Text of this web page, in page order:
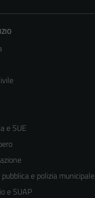
e SUE
e polizia municipale
e SUAP